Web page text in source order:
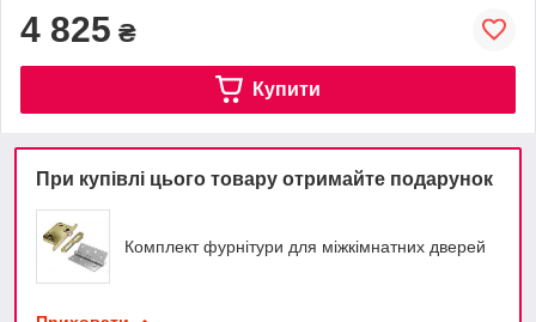
4 825 ₴
Купити
При купівлі цього товару отримайте подарунок
Комплект фурнітури для міжкімнатних дверей